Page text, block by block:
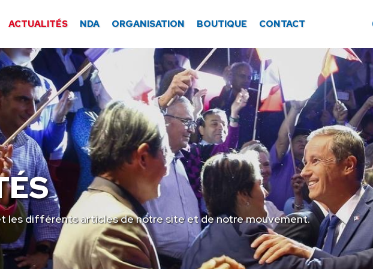
ACTUALITÉS NDA ORGANISATION BOUTIQUE CONTACT
les différents articles de notre site et de notre mouvement.